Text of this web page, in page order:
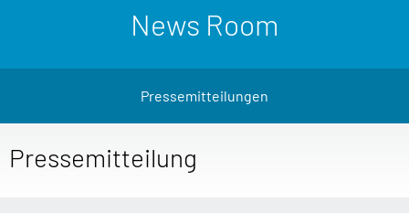
News Room
Pressemitteilungen
Pressemitteilung